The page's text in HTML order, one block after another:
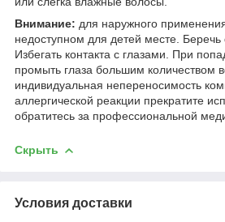
Внимание: для наружного
недоступном для детей месте. Беречь
Избегать контакта с глазами. При
промыть глаза большим количеством
индивидуальная непереносимость
аллергической реакции прекратите
обратитесь за профессиональной
Скрыть
Условия доставки